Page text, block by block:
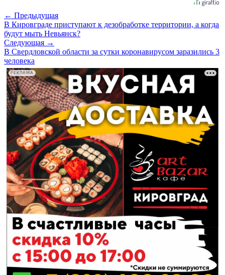
← Предыдущая
В Кировграде приступают к дезобработке территории, а когда
будут мыть Невьянск?
Следующая →
В Свердловской области за сутки коронавирусом заразились 3
человека
РЕКЛАМА